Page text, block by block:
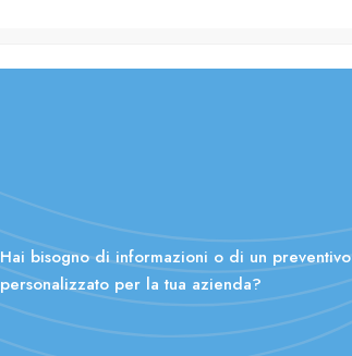
Hai bisogno di informazioni o di un preventivo
personalizzato per la tua azienda?